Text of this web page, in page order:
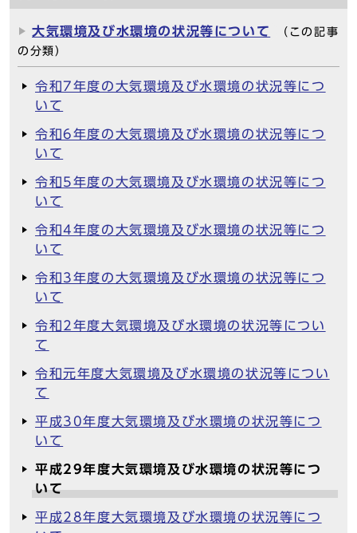
大気環境及び水環境の状況等について
（この記事
の分類）
令和7年度の大気環境及び水環境の状況等につ
いて
令和6年度の大気環境及び水環境の状況等につ
いて
令和5年度の大気環境及び水環境の状況等につ
いて
令和4年度の大気環境及び水環境の状況等につ
いて
令和3年度の大気環境及び水環境の状況等につ
いて
令和2年度大気環境及び水環境の状況等につい
て
令和元年度大気環境及び水環境の状況等につい
て
平成30年度大気環境及び水環境の状況等につ
いて
平成29年度大気環境及び水環境の状況等につ
いて
平成28年度大気環境及び水環境の状況等につ